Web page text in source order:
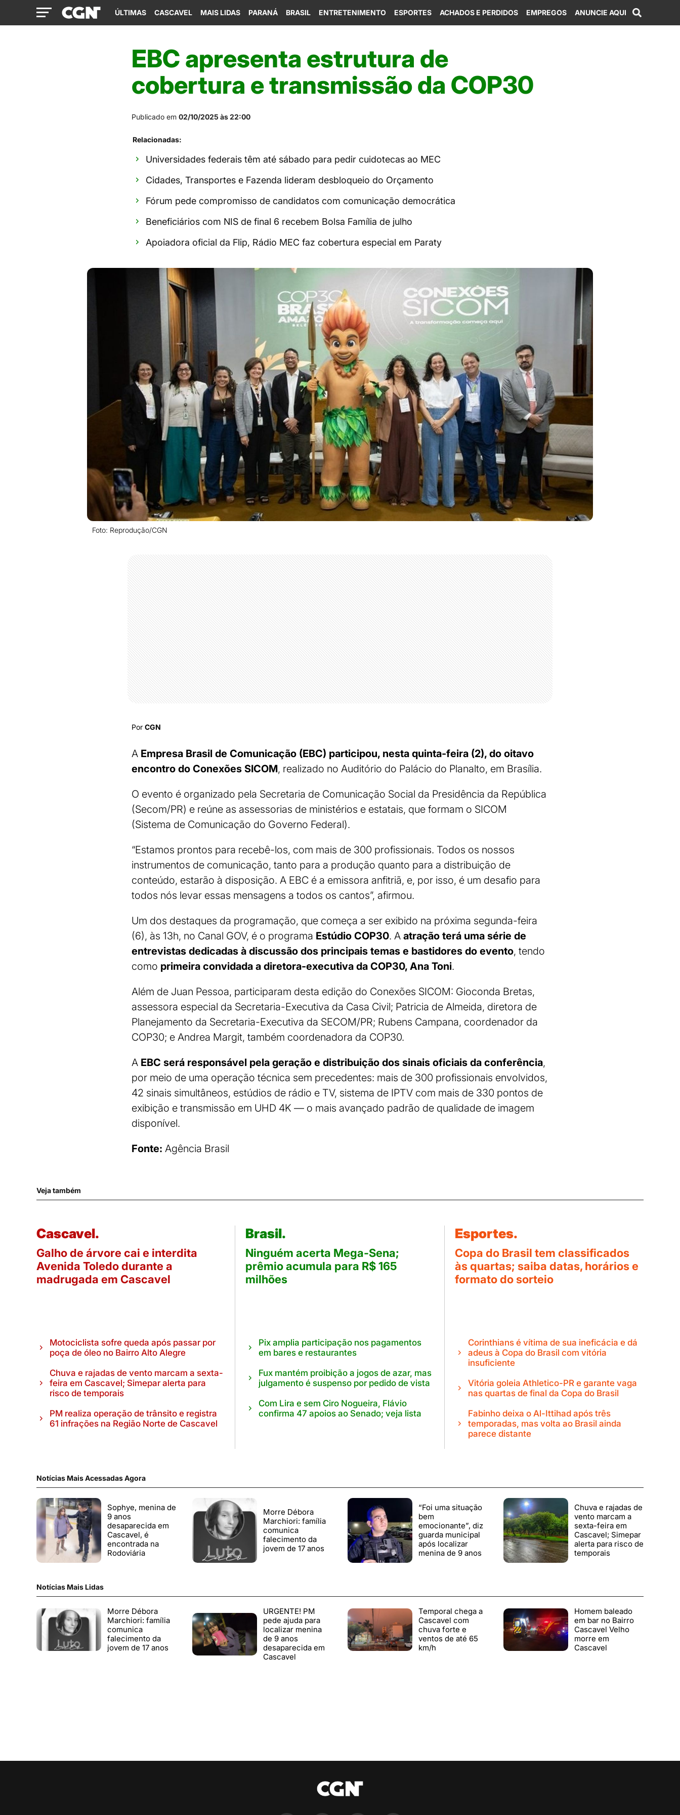
ÚLTIMAS CASCAVEL MAIS LIDAS PARANÁ BRASIL ENTRETENIMENTO ESPORTES ACHADOS E PERDIDOS EMPREGOS ANUNCIE AQUI
EBC apresenta estrutura de
cobertura e transmissão da COP30
Publicado em 02/10/2025 às 22:00
Relacionadas:
Universidades federais têm até sábado para pedir cuidotecas ao MEC
Cidades, Transportes e Fazenda lideram desbloqueio do Orçamento
Fórum pede compromisso de candidatos com comunicação democrática
Beneficiários com NIS de final 6 recebem Bolsa Família de julho
Apoiadora oficial da Flip, Rádio MEC faz cobertura especial em Paraty
Foto: Reprodução/CGN
Por CGN
A Empresa Brasil de Comunicação (EBC) participou, nesta quinta-feira (2), do oitavo
encontro do Conexões SICOM, realizado no Auditório do Palácio do Planalto, em Brasília.
O evento é organizado pela Secretaria de Comunicação Social da Presidência da República
(Secom/PR) e reúne as assessorias de ministérios e estatais, que formam o SICOM
(Sistema de Comunicação do Governo Federal).
“Estamos prontos para recebê-los, com mais de 300 profissionais. Todos os nossos
instrumentos de comunicação, tanto para a produção quanto para a distribuição de
conteúdo, estarão à disposição. A EBC é a emissora anfitriã, e, por isso, é um desafio para
todos nós levar essas mensagens a todos os cantos”, afirmou.
Um dos destaques da programação, que começa a ser exibido na próxima segunda-feira
(6), às 13h, no Canal GOV, é o programa Estúdio COP30. A atração terá uma série de
entrevistas dedicadas à discussão dos principais temas e bastidores do evento, tendo
como primeira convidada a diretora-executiva da COP30, Ana Toni.
Além de Juan Pessoa, participaram desta edição do Conexões SICOM: Gioconda Bretas,
assessora especial da Secretaria-Executiva da Casa Civil; Patricia de Almeida, diretora de
Planejamento da Secretaria-Executiva da SECOM/PR; Rubens Campana, coordenador da
COP30; e Andrea Margit, também coordenadora da COP30.
A EBC será responsável pela geração e distribuição dos sinais oficiais da conferência,
por meio de uma operação técnica sem precedentes: mais de 300 profissionais envolvidos,
42 sinais simultâneos, estúdios de rádio e TV, sistema de IPTV com mais de 330 pontos de
exibição e transmissão em UHD 4K — o mais avançado padrão de qualidade de imagem
disponível.
Fonte: Agência Brasil
Veja também
Cascavel.
Galho de árvore cai e interdita
Avenida Toledo durante a
madrugada em Cascavel
Motociclista sofre queda após passar por
poça de óleo no Bairro Alto Alegre
Chuva e rajadas de vento marcam a sexta-
feira em Cascavel; Simepar alerta para
risco de temporais
PM realiza operação de trânsito e registra
61 infrações na Região Norte de Cascavel
Brasil.
Ninguém acerta Mega-Sena;
prêmio acumula para R$ 165
milhões
Pix amplia participação nos pagamentos
em bares e restaurantes
Fux mantém proibição a jogos de azar, mas
julgamento é suspenso por pedido de vista
Com Lira e sem Ciro Nogueira, Flávio
confirma 47 apoios ao Senado; veja lista
Esportes.
Copa do Brasil tem classificados
às quartas; saiba datas, horários e
formato do sorteio
Corinthians é vítima de sua ineficácia e dá
adeus à Copa do Brasil com vitória
insuficiente
Vitória goleia Athletico-PR e garante vaga
nas quartas de final da Copa do Brasil
Fabinho deixa o Al-Ittihad após três
temporadas, mas volta ao Brasil ainda
parece distante
Notícias Mais Acessadas Agora
Sophye, menina de
9 anos
desaparecida em
Cascavel, é
encontrada na
Rodoviária
Morre Débora
Marchiori: família
comunica
falecimento da
jovem de 17 anos
“Foi uma situação
bem
emocionante”, diz
guarda municipal
após localizar
menina de 9 anos
Chuva e rajadas de
vento marcam a
sexta-feira em
Cascavel; Simepar
alerta para risco de
temporais
Notícias Mais Lidas
Morre Débora
Marchiori: família
comunica
falecimento da
jovem de 17 anos
URGENTE! PM
pede ajuda para
localizar menina
de 9 anos
desaparecida em
Cascavel
Temporal chega a
Cascavel com
chuva forte e
ventos de até 65
km/h
Homem baleado
em bar no Bairro
Cascavel Velho
morre em
Cascavel